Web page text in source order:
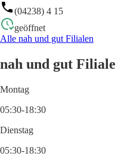
(04238) 4 15
geöffnet
Alle nah und gut Filialen
nah und gut
Montag
05:30-18:30
Dienstag
05:30-18:30